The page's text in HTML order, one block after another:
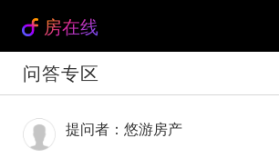
房在线
问答专区
提问者：悠游房产